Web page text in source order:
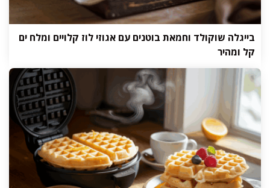
בייגלה שוקולד וחמאת בוטנים עם אגוזי לוז קלויים ומלח ים
קל ומהיר